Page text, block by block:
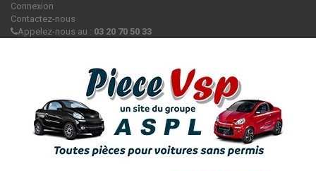
Connexion
Contactez-nous
Appelez-nous au : 03 20 70 50 33